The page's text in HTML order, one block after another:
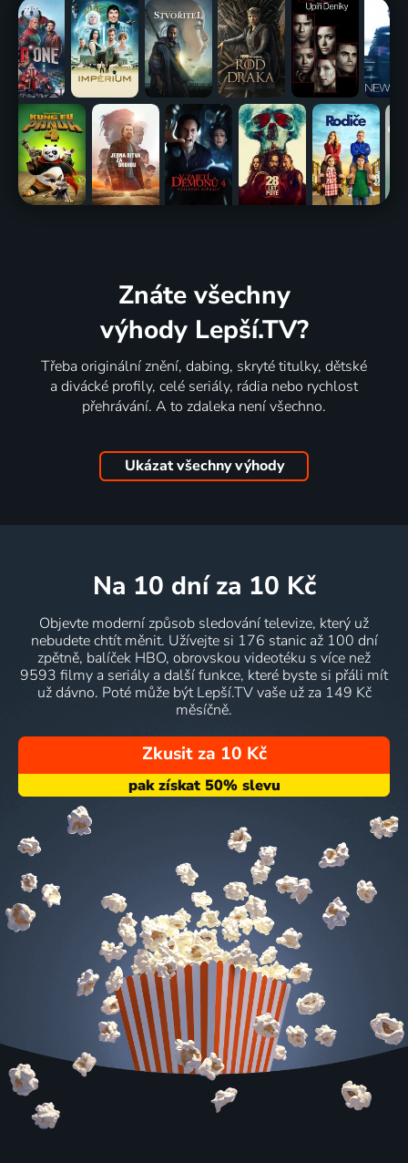
Znáte všechny
výhody Lepší.TV?
Třeba originální znění, dabing, skryté titulky, dětské
a divácké profily, celé seriály, rádia nebo rychlost
přehrávání. A to zdaleka není všechno.
Ukázat všechny výhody
na 10 dní za 10 Kč
Objevte moderní způsob sledování televize, který už
nebudete chtít měnit. Užívejte si 176 stanic až 100 dní
zpětně, balíček HBO, obrovskou videotéku s více než
9593 filmy a seriály a další funkce, které byste si přáli mít
už dávno. Poté může být Lepší.TV vaše už za 149 Kč
měsíčně.
Zkusit za 10 Kč